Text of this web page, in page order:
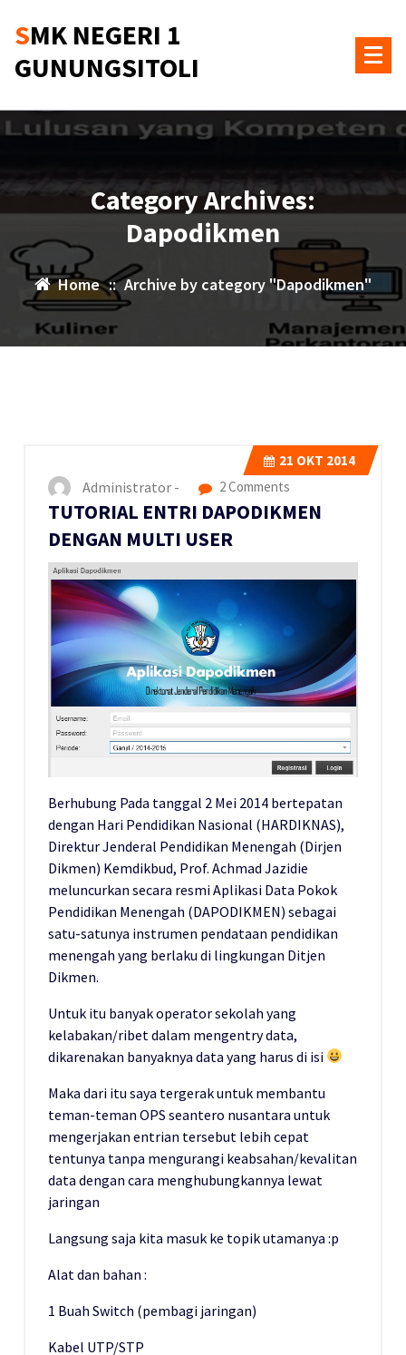
SMK NEGERI 1
GUNUNGSITOLI
Category Archives:
Dapodikmen
Home :: Archive by category "Dapodikmen"
21 OKT 2014
Administrator - 2 Comments
TUTORIAL ENTRI DAPODIKMEN
DENGAN MULTI USER
Berhubung Pada tanggal 2 Mei 2014 bertepatan
dengan Hari Pendidikan Nasional (HARDIKNAS),
Direktur Jenderal Pendidikan Menengah (Dirjen
Dikmen) Kemdikbud, Prof. Achmad Jazidie
meluncurkan secara resmi Aplikasi Data Pokok
Pendidikan Menengah (DAPODIKMEN) sebagai
satu-satunya instrumen pendataan pendidikan
menengah yang berlaku di lingkungan Ditjen
Dikmen.
Untuk itu banyak operator sekolah yang
kelabakan/ribet dalam mengentry data,
dikarenakan banyaknya data yang harus di isi
Maka dari itu saya tergerak untuk membantu
teman-teman OPS seantero nusantara untuk
mengerjakan entrian tersebut lebih cepat
tentunya tanpa mengurangi keabsahan/kevalitan
data dengan cara menghubungkannya lewat
jaringan
Langsung saja kita masuk ke topik utamanya :p
Alat dan bahan :
1 Buah Switch (pembagi jaringan)
Kabel UTP/STP